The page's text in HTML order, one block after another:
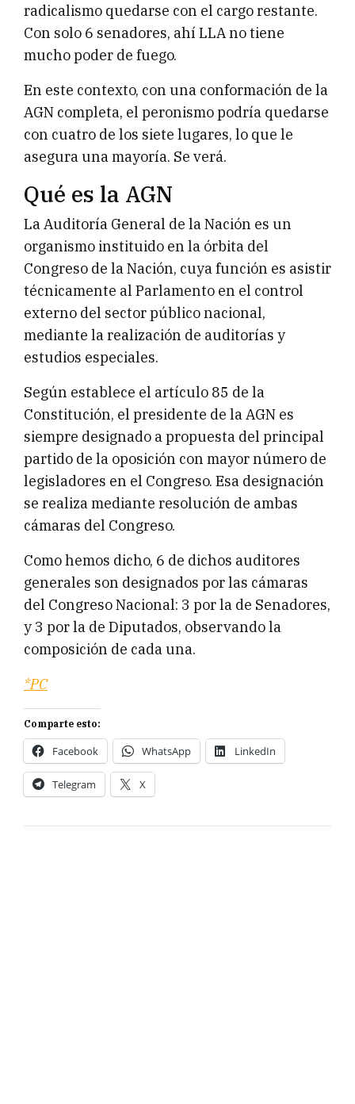
radicalismo quedarse con el cargo restante.
Con solo 6 senadores, ahí LLA no tiene
mucho poder de fuego.
En este contexto, con una conformación de la
AGN completa, el peronismo podría quedarse
con cuatro de los siete lugares, lo que le
asegura una mayoría. Se verá.
Qué es la AGN
La Auditoría General de la Nación es un
organismo instituido en la órbita del
Congreso de la Nación, cuya función es asistir
técnicamente al Parlamento en el control
externo del sector público nacional,
mediante la realización de auditorías y
estudios especiales.
Según establece el artículo 85 de la
Constitución, el presidente de la AGN es
siempre designado a propuesta del principal
partido de la oposición con mayor número de
legisladores en el Congreso. Esa designación
se realiza mediante resolución de ambas
cámaras del Congreso.
Como hemos dicho, 6 de dichos auditores
generales son designados por las cámaras
del Congreso Nacional: 3 por la de Senadores,
y 3 por la de Diputados, observando la
composición de cada una.
*PC
Comparte esto:
Facebook WhatsApp LinkedIn
Telegram X